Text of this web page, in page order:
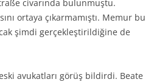
civarında bulunmuştu.
ortaya çıkarmamıştı. Memur bu
şimdi gerçekleştirildiğine de
avukatları görüş bildirdi. Beate